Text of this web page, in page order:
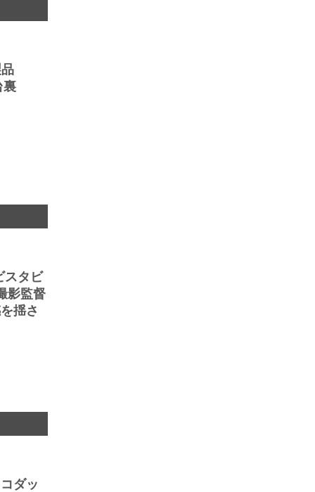
裏
スタビ
影監督
揺さ
ダッ